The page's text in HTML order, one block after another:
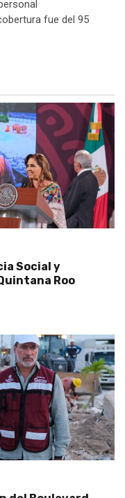
fue del 95
Social y
Roo